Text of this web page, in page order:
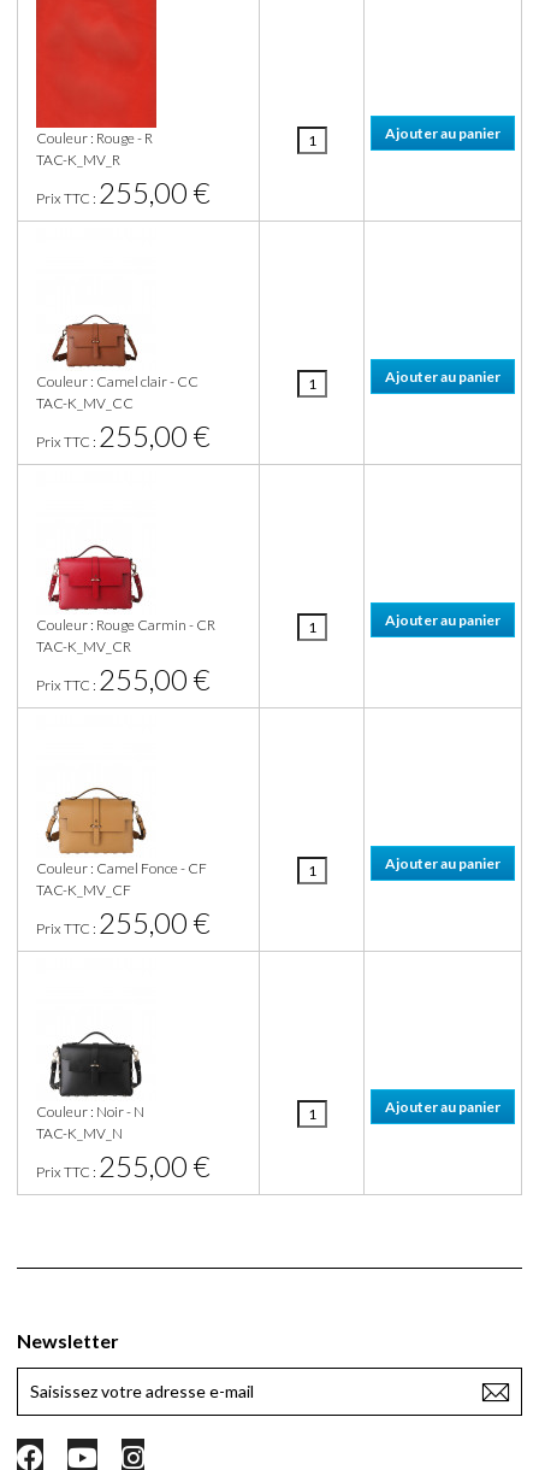
Couleur : Rouge - R
TAC-K_MV_R
Prix TTC : 255,00 €
Couleur : Camel clair - CC
TAC-K_MV_CC
Prix TTC : 255,00 €
Couleur : Rouge Carmin - CR
TAC-K_MV_CR
Prix TTC : 255,00 €
Couleur : Camel Fonce - CF
TAC-K_MV_CF
Prix TTC : 255,00 €
Couleur : Noir - N
TAC-K_MV_N
Prix TTC : 255,00 €
Newsletter